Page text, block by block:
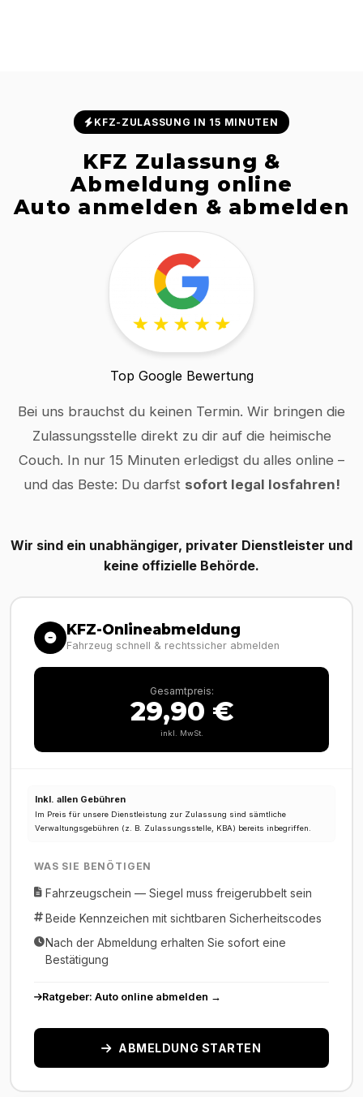
KFZ-ZULASSUNG IN 15 MINUTEN
KFZ Zulassung &
Abmeldung online
Auto anmelden & abmelden
Top Google Bewertung
Bei uns brauchst du keinen Termin. Wir bringen die
Zulassungsstelle direkt zu dir auf die heimische
Couch. In nur 15 Minuten erledigst du alles online –
und das Beste: Du darfst sofort legal losfahren!
Wir sind ein unabhängiger, privater Dienstleister und
keine offizielle Behörde.
KFZ-Onlineabmeldung
Fahrzeug schnell & rechtssicher abmelden
Gesamtpreis:
29,90 €
inkl. MwSt.
Inkl. allen Gebühren
Im Preis für unsere Dienstleistung zur Zulassung sind sämtliche
Verwaltungsgebühren (z. B. Zulassungsstelle, KBA) bereits inbegriffen.
WAS SIE BENÖTIGEN
Fahrzeugschein — Siegel muss freigerubbelt sein
Beide Kennzeichen mit sichtbaren Sicherheitscodes
Nach der Abmeldung erhalten Sie sofort eine
Bestätigung
Ratgeber: Auto online abmelden →
ABMELDUNG STARTEN